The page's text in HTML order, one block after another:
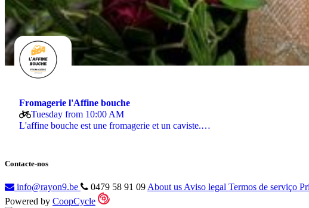
Fromagerie l'Affine bouche
Tuesday from 10:00 AM
L'affine bouche est une fromagerie et un caviste.…
Contacte-nos
info@rayon9.be 0479 58 91 09 About us Aviso legal Termos de serviço
Powered by CoopCycle